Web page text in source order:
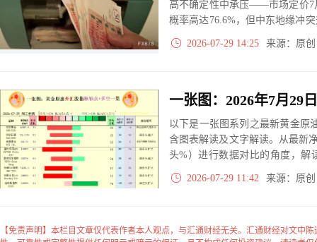
高不确定性中承压——市场定价7
概率高达76.6%，但中东地缘冲
大变量左右英镑方向：FOMC
动）、中东局势。
2026-07-29 14:25 来源：原
以下是一张图系列之最新黄金原
含图表解读及文字解读。从最新
头%）进行数据对比的角度，解
大、净多头减小、净空头无变
实际数据对比结果对应展示其中
2026-07-29 11:42 来源：原
【免责声明】本栏目文章仅代表作者本人观点，与汇通财经无关。汇通财经对文中